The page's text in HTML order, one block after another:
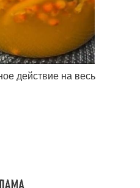
действие на весь